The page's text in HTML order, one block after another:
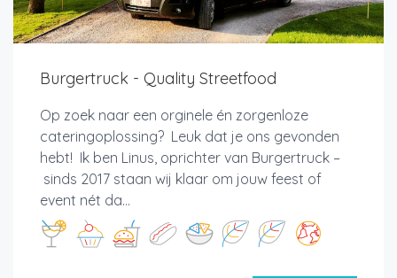
Burgertruck - Quality Streetfood
Op zoek naar een orginele én zorgenloze
cateringoplossing? Leuk dat je ons gevonden
hebt! Ik ben Linus, oprichter van Burgertruck –
sinds 2017 staan wij klaar om jouw feest of
event nét da...